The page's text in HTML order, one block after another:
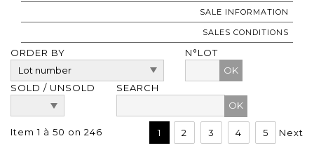
SALE INFORMATION
SALES CONDITIONS
ORDER BY
N°LOT
OK
SOLD / UNSOLD
SEARCH
Item 1 à 50 on 246 1 2 3 4 5 Next